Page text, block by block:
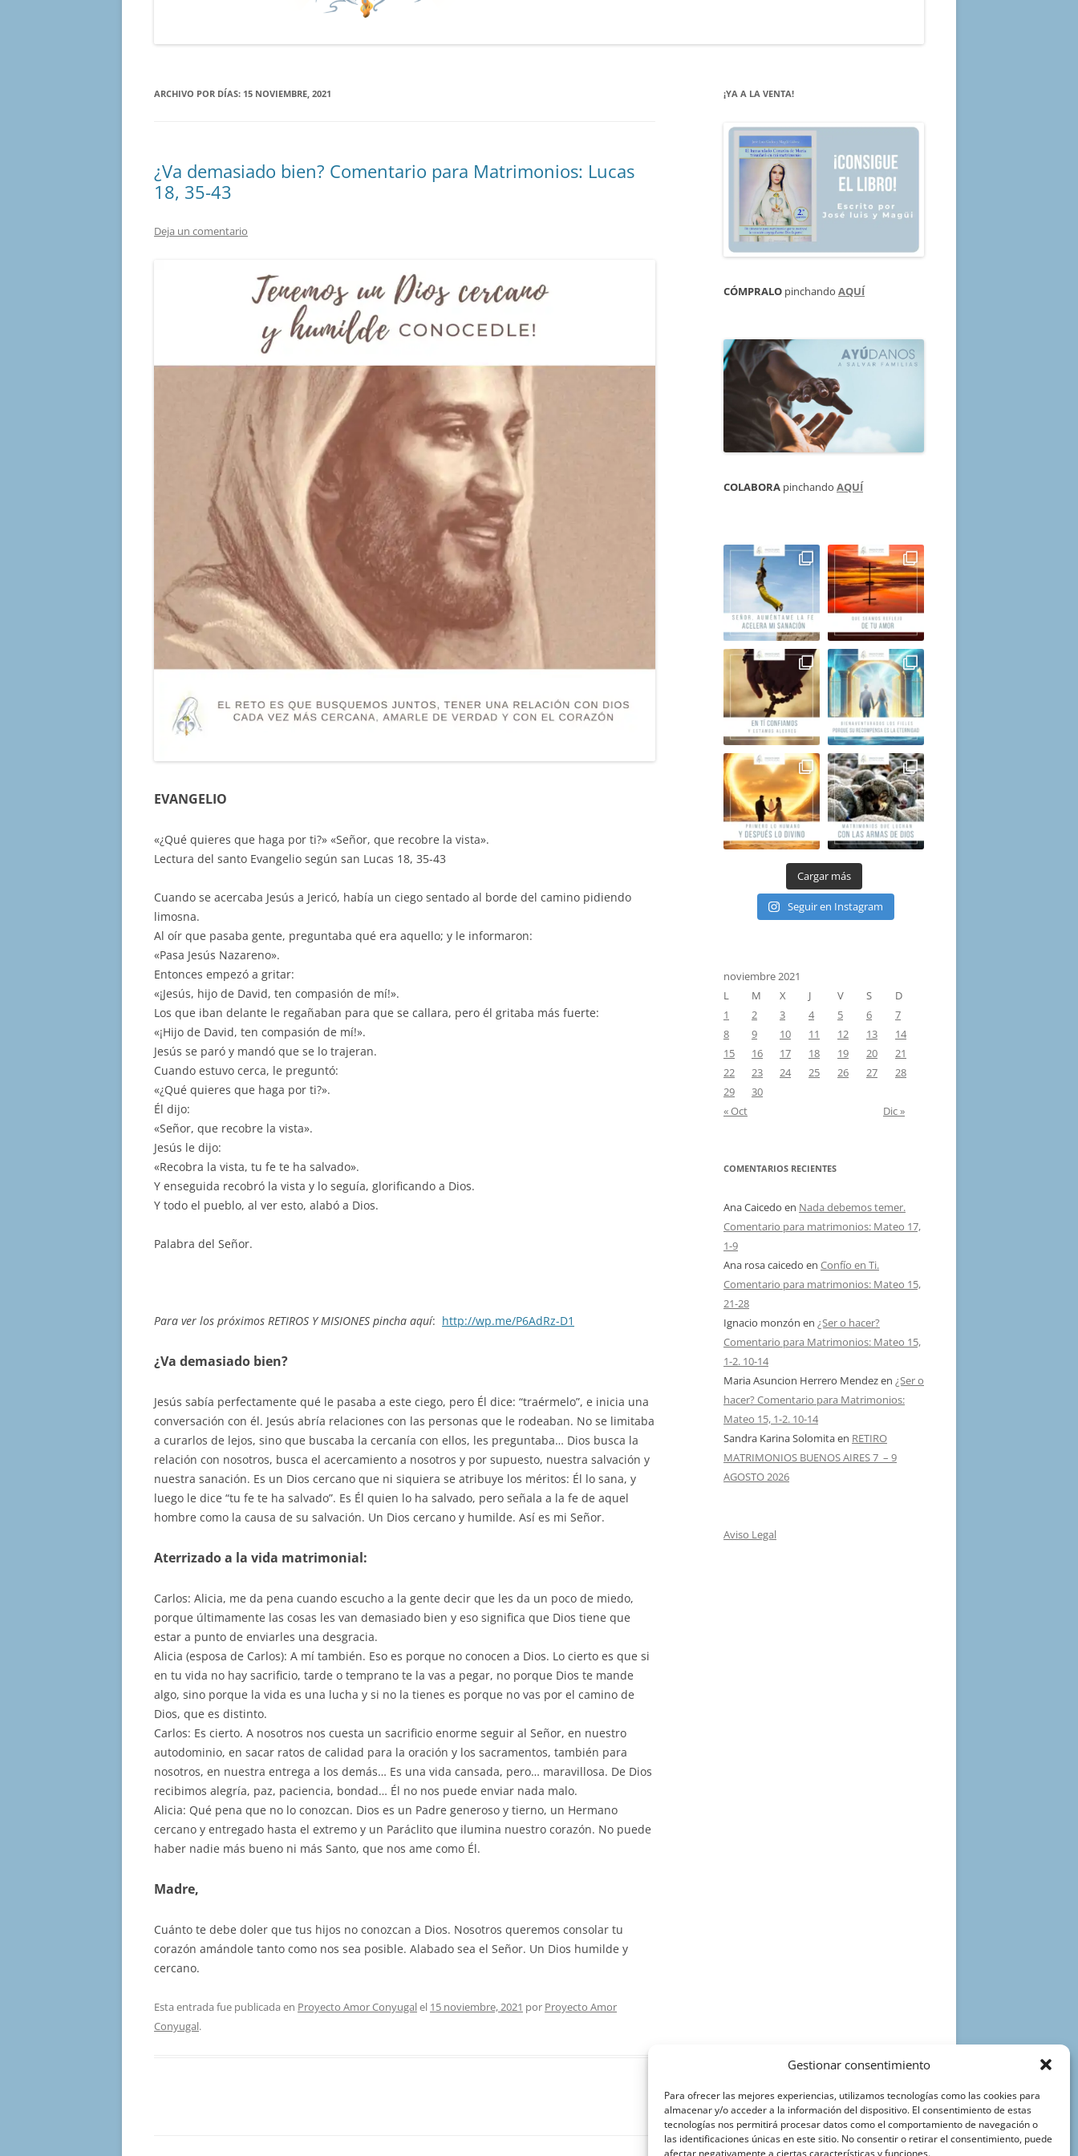
Gestionar consentimiento
Para ofrecer las mejores experiencias, utilizamos tecnologías como las cookies para
almacenar y/o acceder a la información del dispositivo. El consentimiento de estas
tecnologías nos permitirá procesar datos como el comportamiento de navegación o
las identificaciones únicas en este sitio. No consentir o retirar el consentimiento, puede
afectar negativamente a ciertas características y funciones.
ARCHIVO POR DÍAS: 15 NOVIEMBRE, 2021
¿Va demasiado bien? Comentario para Matrimonios: Lucas
18, 35-43
Deja un comentario
EVANGELIO
«¿Qué quieres que haga por ti?» «Señor, que recobre la vista».
Lectura del santo Evangelio según san Lucas 18, 35-43
Cuando se acercaba Jesús a Jericó, había un ciego sentado al borde del camino pidiendo
limosna.
Al oír que pasaba gente, preguntaba qué era aquello; y le informaron:
«Pasa Jesús Nazareno».
Entonces empezó a gritar:
«¡Jesús, hijo de David, ten compasión de mí!».
Los que iban delante le regañaban para que se callara, pero él gritaba más fuerte:
«¡Hijo de David, ten compasión de mí!».
Jesús se paró y mandó que se lo trajeran.
Cuando estuvo cerca, le preguntó:
«¿Qué quieres que haga por ti?».
Él dijo:
«Señor, que recobre la vista».
Jesús le dijo:
«Recobra la vista, tu fe te ha salvado».
Y enseguida recobró la vista y lo seguía, glorificando a Dios.
Y todo el pueblo, al ver esto, alabó a Dios.
Palabra del Señor.
Para ver los próximos RETIROS Y MISIONES pincha aquí: http://wp.me/P6AdRz-D1
¿Va demasiado bien?
Jesús sabía perfectamente qué le pasaba a este ciego, pero Él dice: “traérmelo”, e inicia una
conversación con él. Jesús abría relaciones con las personas que le rodeaban. No se limitaba
a curarlos de lejos, sino que buscaba la cercanía con ellos, les preguntaba… Dios busca la
relación con nosotros, busca el acercamiento a nosotros y por supuesto, nuestra salvación y
nuestra sanación. Es un Dios cercano que ni siquiera se atribuye los méritos: Él lo sana, y
luego le dice “tu fe te ha salvado”. Es Él quien lo ha salvado, pero señala a la fe de aquel
hombre como la causa de su salvación. Un Dios cercano y humilde. Así es mi Señor.
Aterrizado a la vida matrimonial:
Carlos: Alicia, me da pena cuando escucho a la gente decir que les da un poco de miedo,
porque últimamente las cosas les van demasiado bien y eso significa que Dios tiene que
estar a punto de enviarles una desgracia.
Alicia (esposa de Carlos): A mí también. Eso es porque no conocen a Dios. Lo cierto es que si
en tu vida no hay sacrificio, tarde o temprano te la vas a pegar, no porque Dios te mande
algo, sino porque la vida es una lucha y si no la tienes es porque no vas por el camino de
Dios, que es distinto.
Carlos: Es cierto. A nosotros nos cuesta un sacrificio enorme seguir al Señor, en nuestro
autodominio, en sacar ratos de calidad para la oración y los sacramentos, también para
nosotros, en nuestra entrega a los demás… Es una vida cansada, pero… maravillosa. De Dios
recibimos alegría, paz, paciencia, bondad… Él no nos puede enviar nada malo.
Alicia: Qué pena que no lo conozcan. Dios es un Padre generoso y tierno, un Hermano
cercano y entregado hasta el extremo y un Paráclito que ilumina nuestro corazón. No puede
haber nadie más bueno ni más Santo, que nos ame como Él.
Madre,
Cuánto te debe doler que tus hijos no conozcan a Dios. Nosotros queremos consolar tu
corazón amándole tanto como nos sea posible. Alabado sea el Señor. Un Dios humilde y
cercano.
Esta entrada fue publicada en Proyecto Amor Conyugalel 15 noviembre, 2021 por Proyecto Amor
Conyugal.
¡YA A LA VENTA!
CÓMPRALO pinchando AQUÍ
COLABORA pinchando AQUÍ
Cargar más
Seguir en Instagram
noviembre 2021
L
M X J V S
D
1
2 3 4 5 6
7
8
9 10 11 12 13
14
15
16 17 18 19 20
21
22
23 24 25 26 27
28
29
30
« Oct
Dic »
COMENTARIOS RECIENTES
Ana Caicedo en Nada debemos temer.
Comentario para matrimonios: Mateo 17,
1-9
Ana rosa caicedo en Confío en Ti.
Comentario para matrimonios: Mateo 15,
21-28
Ignacio monzón en ¿Ser o hacer?
Comentario para Matrimonios: Mateo 15,
1-2. 10-14
Maria Asuncion Herrero Mendezen ¿Ser o
hacer? Comentario para Matrimonios:
Mateo 15, 1-2. 10-14
Sandra Karina Solomitaen RETIRO
MATRIMONIOS BUENOS AIRES 7 – 9
AGOSTO 2026
Aviso Legal